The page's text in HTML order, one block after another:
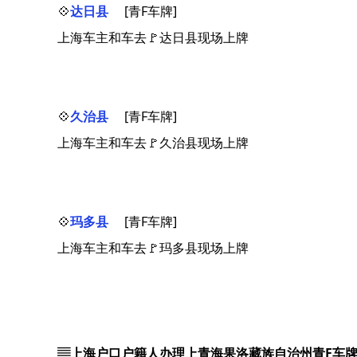
💠达日县
[青F车牌]
上海车主和车去🚩达日县现场上牌
💠久治县
[青F车牌]
上海车主和车去🚩久治县现场上牌
💠玛多县
[青F车牌]
上海车主和车去🚩玛多县现场上牌
▤上海户口户籍人办理上青海果洛藏族自治州青F车